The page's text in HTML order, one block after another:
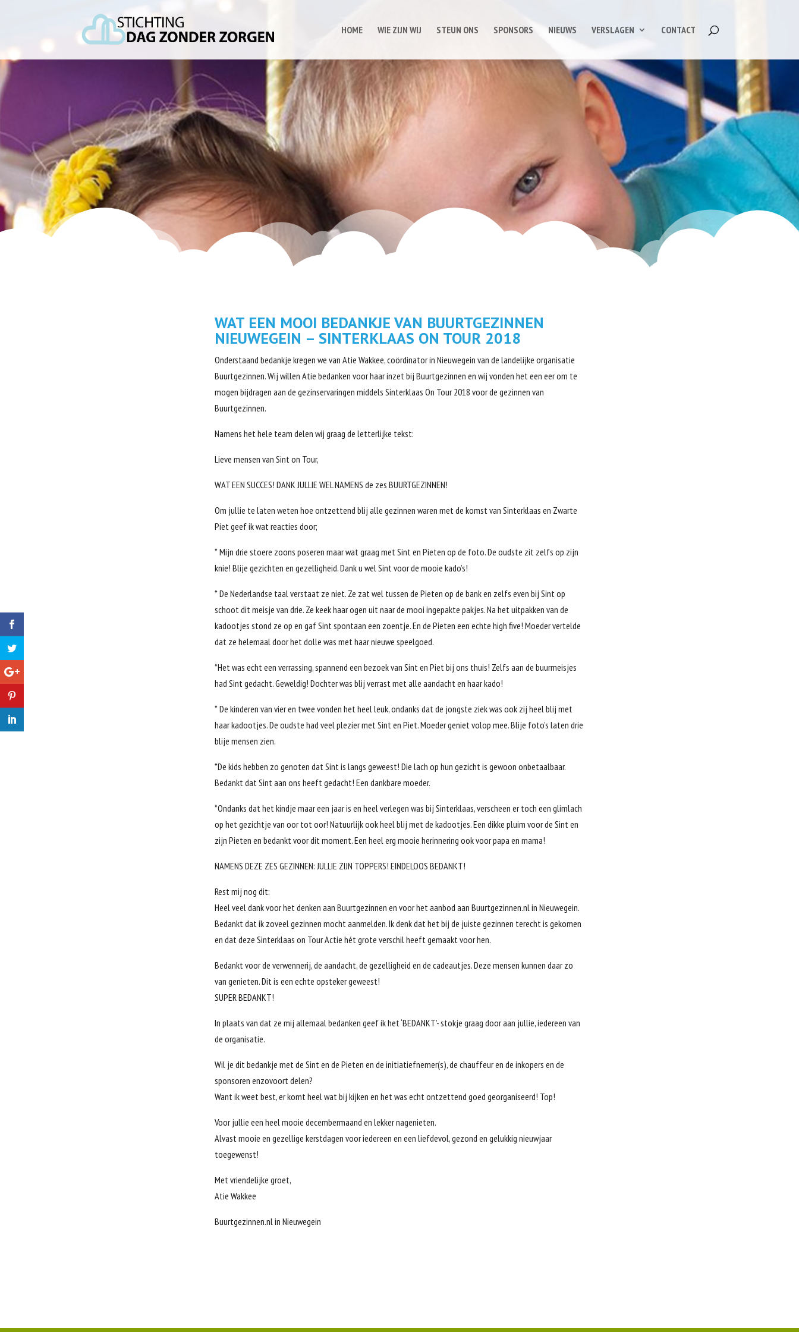
HOME WIE ZIJN WIJ STEUN ONS SPONSORS NIEUWS VERSLAGEN CONTACT
WAT EEN MOOI BEDANKJE VAN BUURTGEZINNEN
NIEUWEGEIN – SINTERKLAAS ON TOUR 2018
Onderstaand bedankje kregen we van Atie Wakkee, coördinator in Nieuwegein van de landelijke organisatie
Buurtgezinnen. Wij willen Atie bedanken voor haar inzet bij Buurtgezinnen en wij vonden het een eer om te
mogen bijdragen aan de gezinservaringen middels Sinterklaas On Tour 2018 voor de gezinnen van
Buurtgezinnen.
Namens het hele team delen wij graag de letterlijke tekst:
Lieve mensen van Sint on Tour,
WAT EEN SUCCES! DANK JULLIE WEL NAMENS de zes BUURTGEZINNEN!
Om jullie te laten weten hoe ontzettend blij alle gezinnen waren met de komst van Sinterklaas en Zwarte
Piet geef ik wat reacties door;
* Mijn drie stoere zoons poseren maar wat graag met Sint en Pieten op de foto. De oudste zit zelfs op zijn
knie! Blije gezichten en gezelligheid. Dank u wel Sint voor de mooie kado’s!
* De Nederlandse taal verstaat ze niet. Ze zat wel tussen de Pieten op de bank en zelfs even bij Sint op
schoot dit meisje van drie. Ze keek haar ogen uit naar de mooi ingepakte pakjes. Na het uitpakken van de
kadootjes stond ze op en gaf Sint spontaan een zoentje. En de Pieten een echte high five! Moeder vertelde
dat ze helemaal door het dolle was met haar nieuwe speelgoed.
*Het was echt een verrassing, spannend een bezoek van Sint en Piet bij ons thuis! Zelfs aan de buurmeisjes
had Sint gedacht. Geweldig! Dochter was blij verrast met alle aandacht en haar kado!
* De kinderen van vier en twee vonden het heel leuk, ondanks dat de jongste ziek was ook zij heel blij met
haar kadootjes. De oudste had veel plezier met Sint en Piet. Moeder geniet volop mee. Blije foto’s laten drie
blije mensen zien.
*De kids hebben zo genoten dat Sint is langs geweest! Die lach op hun gezicht is gewoon onbetaalbaar.
Bedankt dat Sint aan ons heeft gedacht! Een dankbare moeder.
*Ondanks dat het kindje maar een jaar is en heel verlegen was bij Sinterklaas, verscheen er toch een glimlach
op het gezichtje van oor tot oor! Natuurlijk ook heel blij met de kadootjes. Een dikke pluim voor de Sint en
zijn Pieten en bedankt voor dit moment. Een heel erg mooie herinnering ook voor papa en mama!
NAMENS DEZE ZES GEZINNEN: JULLIE ZIJN TOPPERS! EINDELOOS BEDANKT!
Rest mij nog dit:
Heel veel dank voor het denken aan Buurtgezinnen en voor het aanbod aan Buurtgezinnen.nl in Nieuwegein.
Bedankt dat ik zoveel gezinnen mocht aanmelden. Ik denk dat het bij de juiste gezinnen terecht is gekomen
en dat deze Sinterklaas on Tour Actie hét grote verschil heeft gemaakt voor hen.
Bedankt voor de verwennerij, de aandacht, de gezelligheid en de cadeautjes. Deze mensen kunnen daar zo
van genieten. Dit is een echte opsteker geweest!
SUPER BEDANKT!
In plaats van dat ze mij allemaal bedanken geef ik het ‘BEDANKT’- stokje graag door aan jullie, iedereen van
de organisatie.
Wil je dit bedankje met de Sint en de Pieten en de initiatiefnemer(s), de chauffeur en de inkopers en de
sponsoren enzovoort delen?
Want ik weet best, er komt heel wat bij kijken en het was echt ontzettend goed georganiseerd! Top!
Voor jullie een heel mooie decembermaand en lekker nagenieten.
Alvast mooie en gezellige kerstdagen voor iedereen en een liefdevol, gezond en gelukkig nieuwjaar
toegewenst!
Met vriendelijke groet,
Atie Wakkee
Buurtgezinnen.nl in Nieuwegein